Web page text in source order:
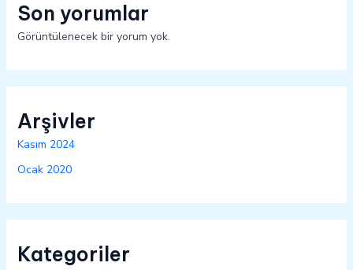
Son yorumlar
Görüntülenecek bir yorum yok.
Arşivler
Kasım 2024
Ocak 2020
Kategoriler